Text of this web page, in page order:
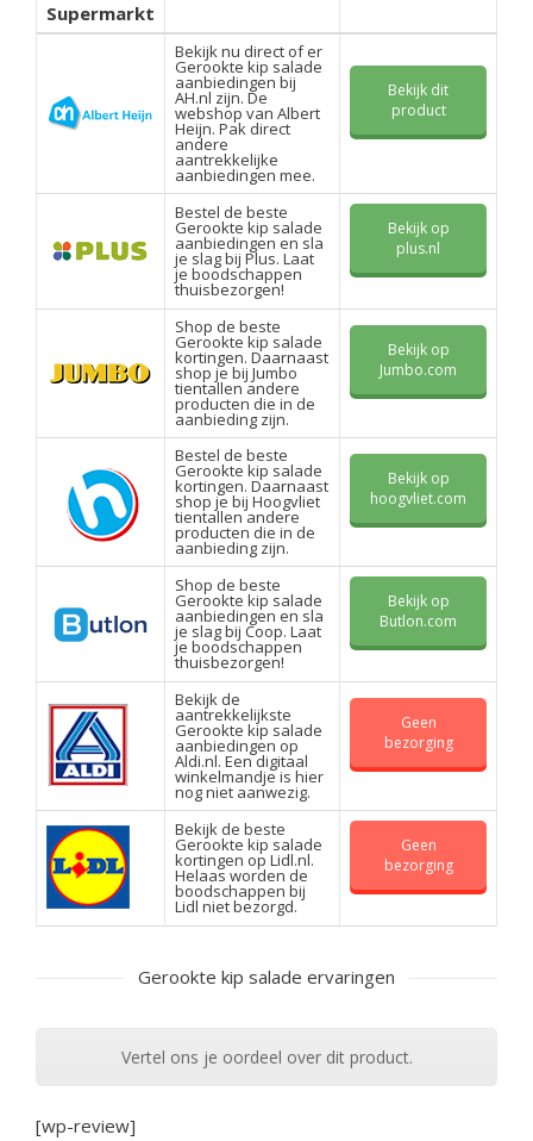
Supermarkt
Bekijk nu direct of er
Gerookte kip salade
aanbiedingen bij
AH.nl zijn. De
webshop van Albert
Heijn. Pak direct
andere
aantrekkelijke
aanbiedingen mee.
Bekijk dit
product
Bestel de beste
Gerookte kip salade
aanbiedingen en sla
je slag bij Plus. Laat
je boodschappen
thuisbezorgen!
Bekijk op
plus.nl
Shop de beste
Gerookte kip salade
kortingen. Daarnaast
shop je bij Jumbo
tientallen andere
producten die in de
aanbieding zijn.
Bekijk op
Jumbo.com
Bestel de beste
Gerookte kip salade
kortingen. Daarnaast
shop je bij Hoogvliet
tientallen andere
producten die in de
aanbieding zijn.
Bekijk op
hoogvliet.com
Shop de beste
Gerookte kip salade
aanbiedingen en sla
je slag bij Coop. Laat
je boodschappen
thuisbezorgen!
Bekijk op
Butlon.com
Bekijk de
aantrekkelijkste
Gerookte kip salade
aanbiedingen op
Aldi.nl. Een digitaal
winkelmandje is hier
nog niet aanwezig.
Geen
bezorging
Bekijk de beste
Gerookte kip salade
kortingen op Lidl.nl.
Helaas worden de
boodschappen bij
Lidl niet bezorgd.
Geen
bezorging
Gerookte kip salade ervaringen
Vertel ons je oordeel over dit product.
[wp-review]